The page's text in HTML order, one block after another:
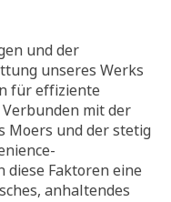
und der
unseres Werks
für effiziente
mit der
Moers und der stetig
Faktoren eine
anhaltendes